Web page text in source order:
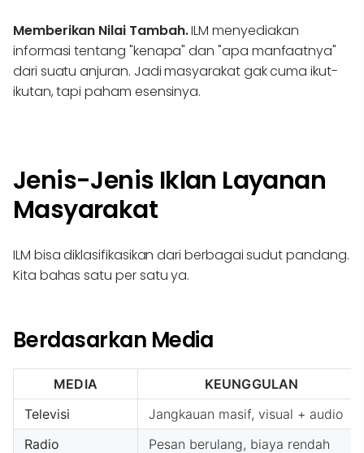
Memberikan Nilai Tambah.ILM menyediakan
informasi tentang "kenapa" dan "apa manfaatnya"
dari suatu anjuran. Jadi masyarakat gak cuma ikut-
ikutan, tapi paham esensinya.
Jenis-Jenis Iklan Layanan
Masyarakat
ILM bisa diklasifikasikan dari berbagai sudut pandang.
Kita bahas satu per satu ya.
Berdasarkan Media
MEDIA
KEUNGGULAN
Televisi
Jangkauan masif, visual + audio
Radio
Pesan berulang, biaya rendah